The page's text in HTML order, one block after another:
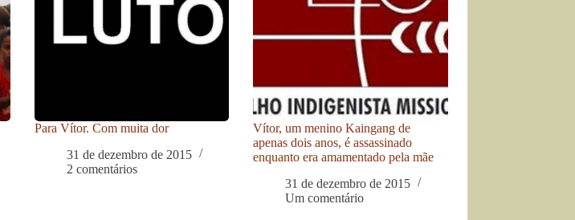
Para Vítor. Com muita dor
31 de dezembro de 2015
2 comentários
Vítor, um menino Kaingang de
apenas dois anos, é assassinado
enquanto era amamentado pela mãe
31 de dezembro de 2015
Um comentário